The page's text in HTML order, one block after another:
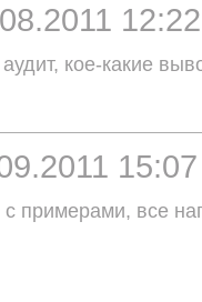
12:22
кое-какие
15:07
примерами, все